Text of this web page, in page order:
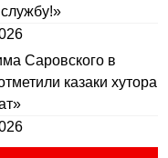
Саровского в
казаки хутора